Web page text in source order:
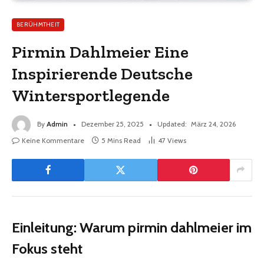
BERÜHMTHEIT
Pirmin Dahlmeier Eine
Inspirierende Deutsche
Wintersportlegende
By Admin Dezember 25, 2025 Updated: März 24, 2026
Keine Kommentare
5 Mins Read 47 Views
Einleitung: Warum pirmin dahlmeier im
Fokus steht